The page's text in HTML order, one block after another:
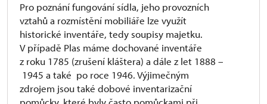
Pro poznání fungování sídla, jeho provozních
vztahů a rozmístění mobiliáře lze využít
historické inventáře, tedy soupisy majetku.
V případě Plas máme dochované inventáře
z roku 1785 (zrušení kláštera) a dále z let 1888 –
1945 a také po roce 1946. Výjimečným
zdrojem jsou také dobové inventarizační